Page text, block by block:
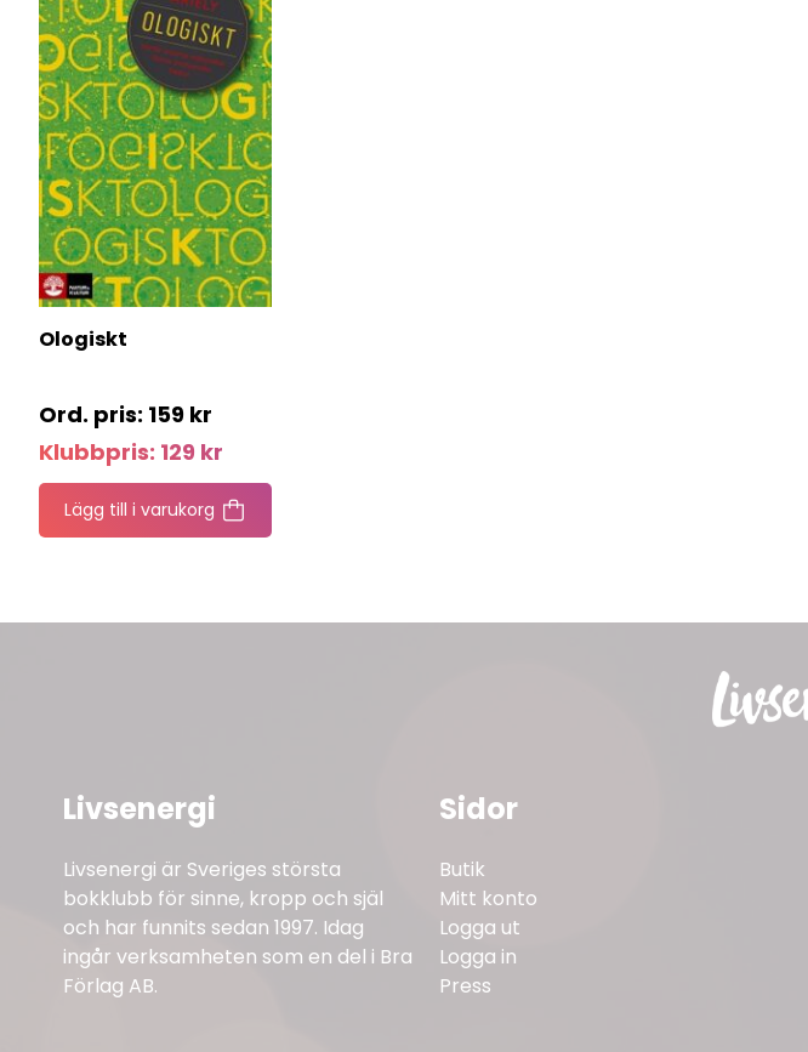
Ologiskt
159 kr
Klubbpris: 129 kr
Lägg till i varukorg
Livsenergi
Livsenergi är Sveriges största
bokklubb för sinne, kropp och själ
och har funnits sedan 1997. Idag
ingår verksamheten som en del i Bra
Förlag AB.
Sidor
Butik
Mitt konto
Logga ut
Logga in
Press